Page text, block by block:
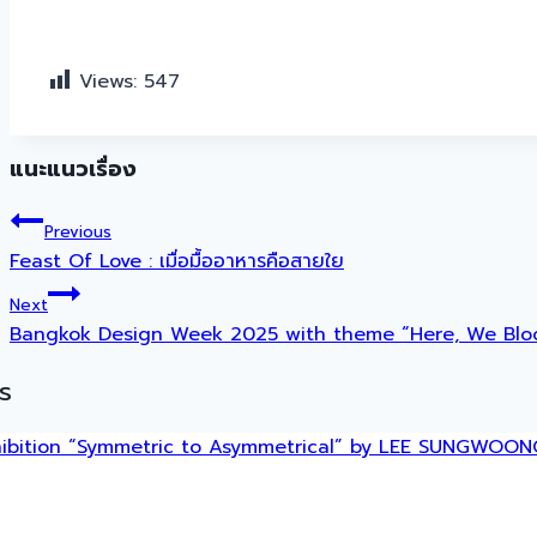
Views: 547
แนะแนวเรื่อง
Previous
Feast Of Love : เมื่อมื้ออาหารคือสายใย
Next
Bangkok Design Week 2025 with theme “Here, We